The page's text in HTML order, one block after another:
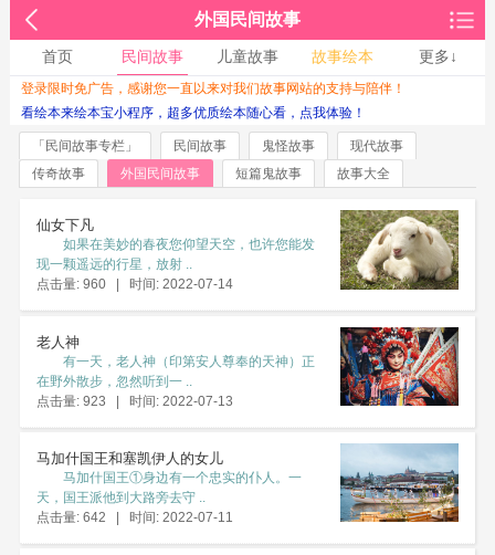
外国民间故事
首页 民间故事 儿童故事 故事绘本
更多↓
收起↑
登录限时免广告，感谢您一直以来对我们故事网站的支持与陪伴！
看绘本来绘本宝小程序，超多优质绘本随心看，点我体验！
「民间故事专栏」 民间故事 鬼怪故事
现代故事
传奇故事
外国民间故事 短篇鬼故事 故事大全
仙女下凡
如果在美妙的春夜您仰望天空，也许您能发
现一颗遥远的行星，放射 ..
点击量: 960 | 时间: 2022-07-14
老人神
有一天，老人神（印第安人尊奉的天神）正
在野外散步，忽然听到一 ..
点击量: 923 | 时间: 2022-07-13
马加什国王和塞凯伊人的女儿
马加什国王①身边有一个忠实的仆人。一
天，国王派他到大路旁去守 ..
点击量: 642 | 时间: 2022-07-11